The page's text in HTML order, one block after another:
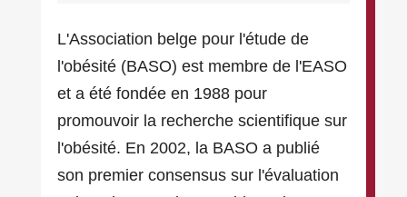
L'Association belge pour l'étude de
l'obésité (BASO) est membre de l'EASO
et a été fondée en 1988 pour
promouvoir la recherche scientifique sur
l'obésité. En 2002, la BASO a publié
son premier consensus sur l'évaluation